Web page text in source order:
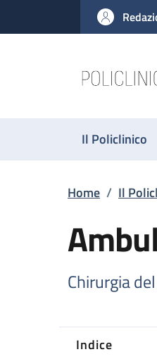
al contenuto principale
to footer content
Il Policlinico
Home / Il
Chirurgia
Indice